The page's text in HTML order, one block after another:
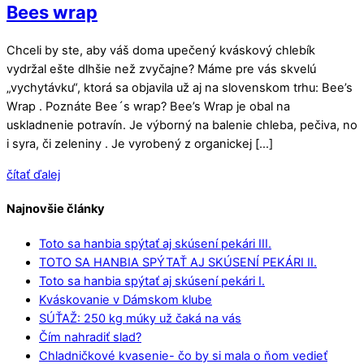
Bees wrap
Chceli by ste, aby váš doma upečený kváskový chlebík
vydržal ešte dlhšie než zvyčajne? Máme pre vás skvelú
„vychytávku“, ktorá sa objavila už aj na slovenskom trhu: Bee’s
Wrap . Poznáte Bee´s wrap? Bee’s Wrap je obal na
uskladnenie potravín. Je výborný na balenie chleba, pečiva, no
i syra, či zeleniny . Je vyrobený z organickej […]
čítať ďalej
Najnovšie články
Toto sa hanbia spýtať aj skúsení pekári III.
TOTO SA HANBIA SPÝTAŤ AJ SKÚSENÍ PEKÁRI II.
Toto sa hanbia spýtať aj skúsení pekári I.
Kváskovanie v Dámskom klube
SÚŤAŽ: 250 kg múky už čaká na vás
Čím nahradiť slad?
Chladničkové kvasenie- čo by si mala o ňom vedieť